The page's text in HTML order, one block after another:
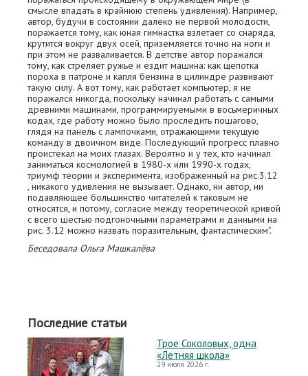
смысле впадать в крайнюю степень удивления). Например,
автор, будучи в состоянии далеко не первой молодости,
поражается тому, как юная гимнастка взлетает со снаряда,
крутится вокруг двух осей, приземляется точно на ноги и
при этом не разваливается. В детстве автор поражался
тому, как стреляет ружье и ездит машина: как щепотка
пороха в патроне и капля бензина в цилиндре развивают
такую силу. А вот тому, как работает компьютер, я не
поражался никогда, поскольку начинал работать с самыми
древними машинами, программируемыми в восьмеричных
кодах, где работу можно было проследить пошагово,
глядя на панель с лампочками, отражающими текущую
команду в двоичном виде. Последующий прогресс плавно
проистекал на моих глазах. Вероятно и у тех, кто начинал
заниматься космологией в 1980-х или 1990-х годах,
триумф теории и эксперимента, изображенный на рис.3.12
, никакого удивления не вызывает. Однако, ни автор, ни
подавляющее большинство читателей к таковым не
относятся, и потому, согласие между теоретической кривой
с всего шестью подгоночными параметрами и данными на
рис. 3.12 можно назвать поразительным, фантастическим".
Беседовала Ольга Машкалёва
Последние статьи
Трое Соколовых, одна
«Летняя школа»
29 июля 2026 г.